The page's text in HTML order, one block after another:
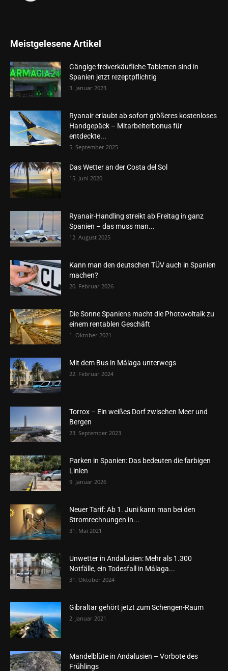
Meistgelesene Artikel
Gängige freiverkäufliche Tabletten sind in
Spanien jetzt rezeptpflichtig
3. Januar 2023
Ryanair erlaubt ab sofort größeres kostenloses
Handgepäck – Mitarbeiterbonus für
entdeckte...
5. September 2025
Das Wetter an der Costa del Sol
15. Juni 2020
Ryanair-Handling streikt ab Freitag in ganz
Spanien – das muss man...
12. August 2025
Kann man den deutschen TÜV auch in Spanien
machen?
20. Februar 2026
Die Sonne Spaniens macht die Photovoltaik zu
einem rentablen Geschäft
1. Oktober 2021
Mit dem Bus in Málaga unterwegs
22. Februar 2024
Torrox – Ein weißes Dorf zwischen Meer und
Bergen
23. September 2023
Parken in Spanien: Das bedeuten die farbigen
Linien
9. Januar 2026
Neuer Tarif: Ab 1. Juni kann man bei den
Stromrechnungen in...
31. Mai 2021
Unwetter in Andalusien: Mehr als 1.300
Notfälle, ein Todesfall in Málaga...
31. Oktober 2024
Gibraltar gehört jetzt zum Schengen-Raum
2. Januar 2021
Mandelblüte in Andalusien – Vorbote des
Frühlings